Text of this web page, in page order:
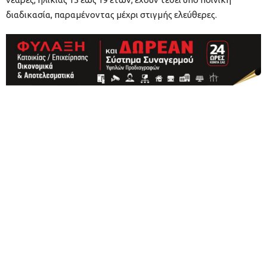
διαδικασία, παραμένοντας μέχρι στιγμής ελεύθερες.